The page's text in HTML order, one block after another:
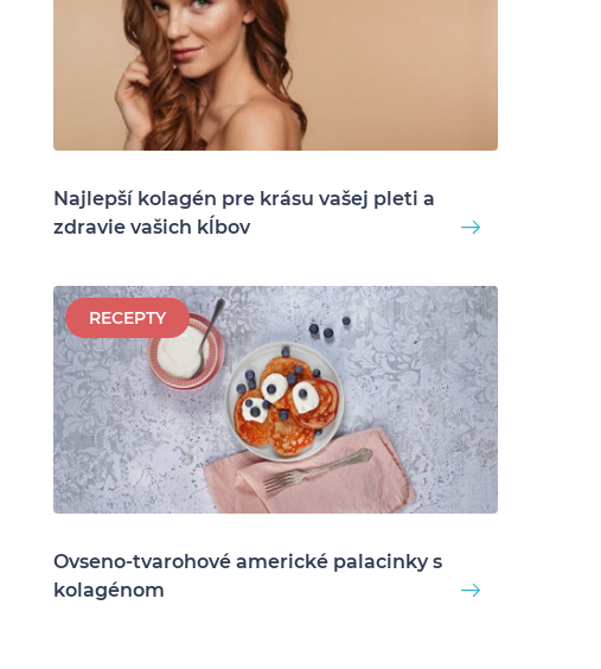
Najlepší kolagén pre krásu vašej pleti a
zdravie vašich kĺbov
RECEPTY
Ovseno-tvarohové americké palacinky s
kolagénom